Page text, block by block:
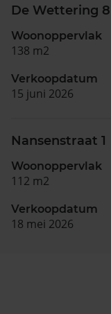
De Wettering 8
Woonoppervlak
138 m2
Verkoopdatum
15 juni 2026
Nansenstraat 1
Woonoppervlak
112 m2
Verkoopdatum
18 mei 2026